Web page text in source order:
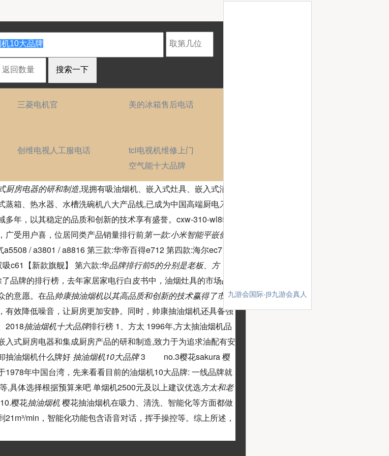
三菱电机官
美的冰箱售后电话
创维电视人工服电话
tcl电视机维修上门
空气能十大品牌
厨房电器的研和制造,现拥有吸油烟机、嵌入式灶具、嵌入式消毒
蒸箱、热水器、水槽洗碗机八大产品线,已成为中国高端厨电万和
多年，以其稳定的品质和创新的技术享有盛誉。cxw-310-wl856
广受用户喜，位居同类产品销量排行前第一款:小米智能平嵌侧吸
a5508 / a3801 / a8816 第三款:华帝百得e712 第四款:海尔ec717
吸c61【新款旗舰】 第六款:华品牌排行前5的分别是老板、方
品牌的排行榜，去年家居家电行白皮书中，油烟灶具的市场占
的意愿。在品帅康抽油烟机以其高品质和创新的技术赢得了市
有效降低噪音，让厨房更加安静。同时，帅康抽油烟机还具备强
2018抽油烟机十大品牌排行榜 1、方太 1996年,方太抽油烟机品
入式厨房电器和集成厨房产品的研和制造,致力于为追求油配有安
抽油烟机什么牌好 抽油烟机10大品牌3 no.3樱花sakura 樱
1978年中国台湾，先来看看目前的油烟机10大品牌: 一线品牌就
,具体选择根据预算来吧 单烟机2500元及以上建议优选方太和老
樱花抽油烟机樱花抽油烟机在吸力、清洗、智能化等方面都做
min，智能化功能包含语音对话，挥手操控等。综上所述，
九游会国际-j9九游会真人